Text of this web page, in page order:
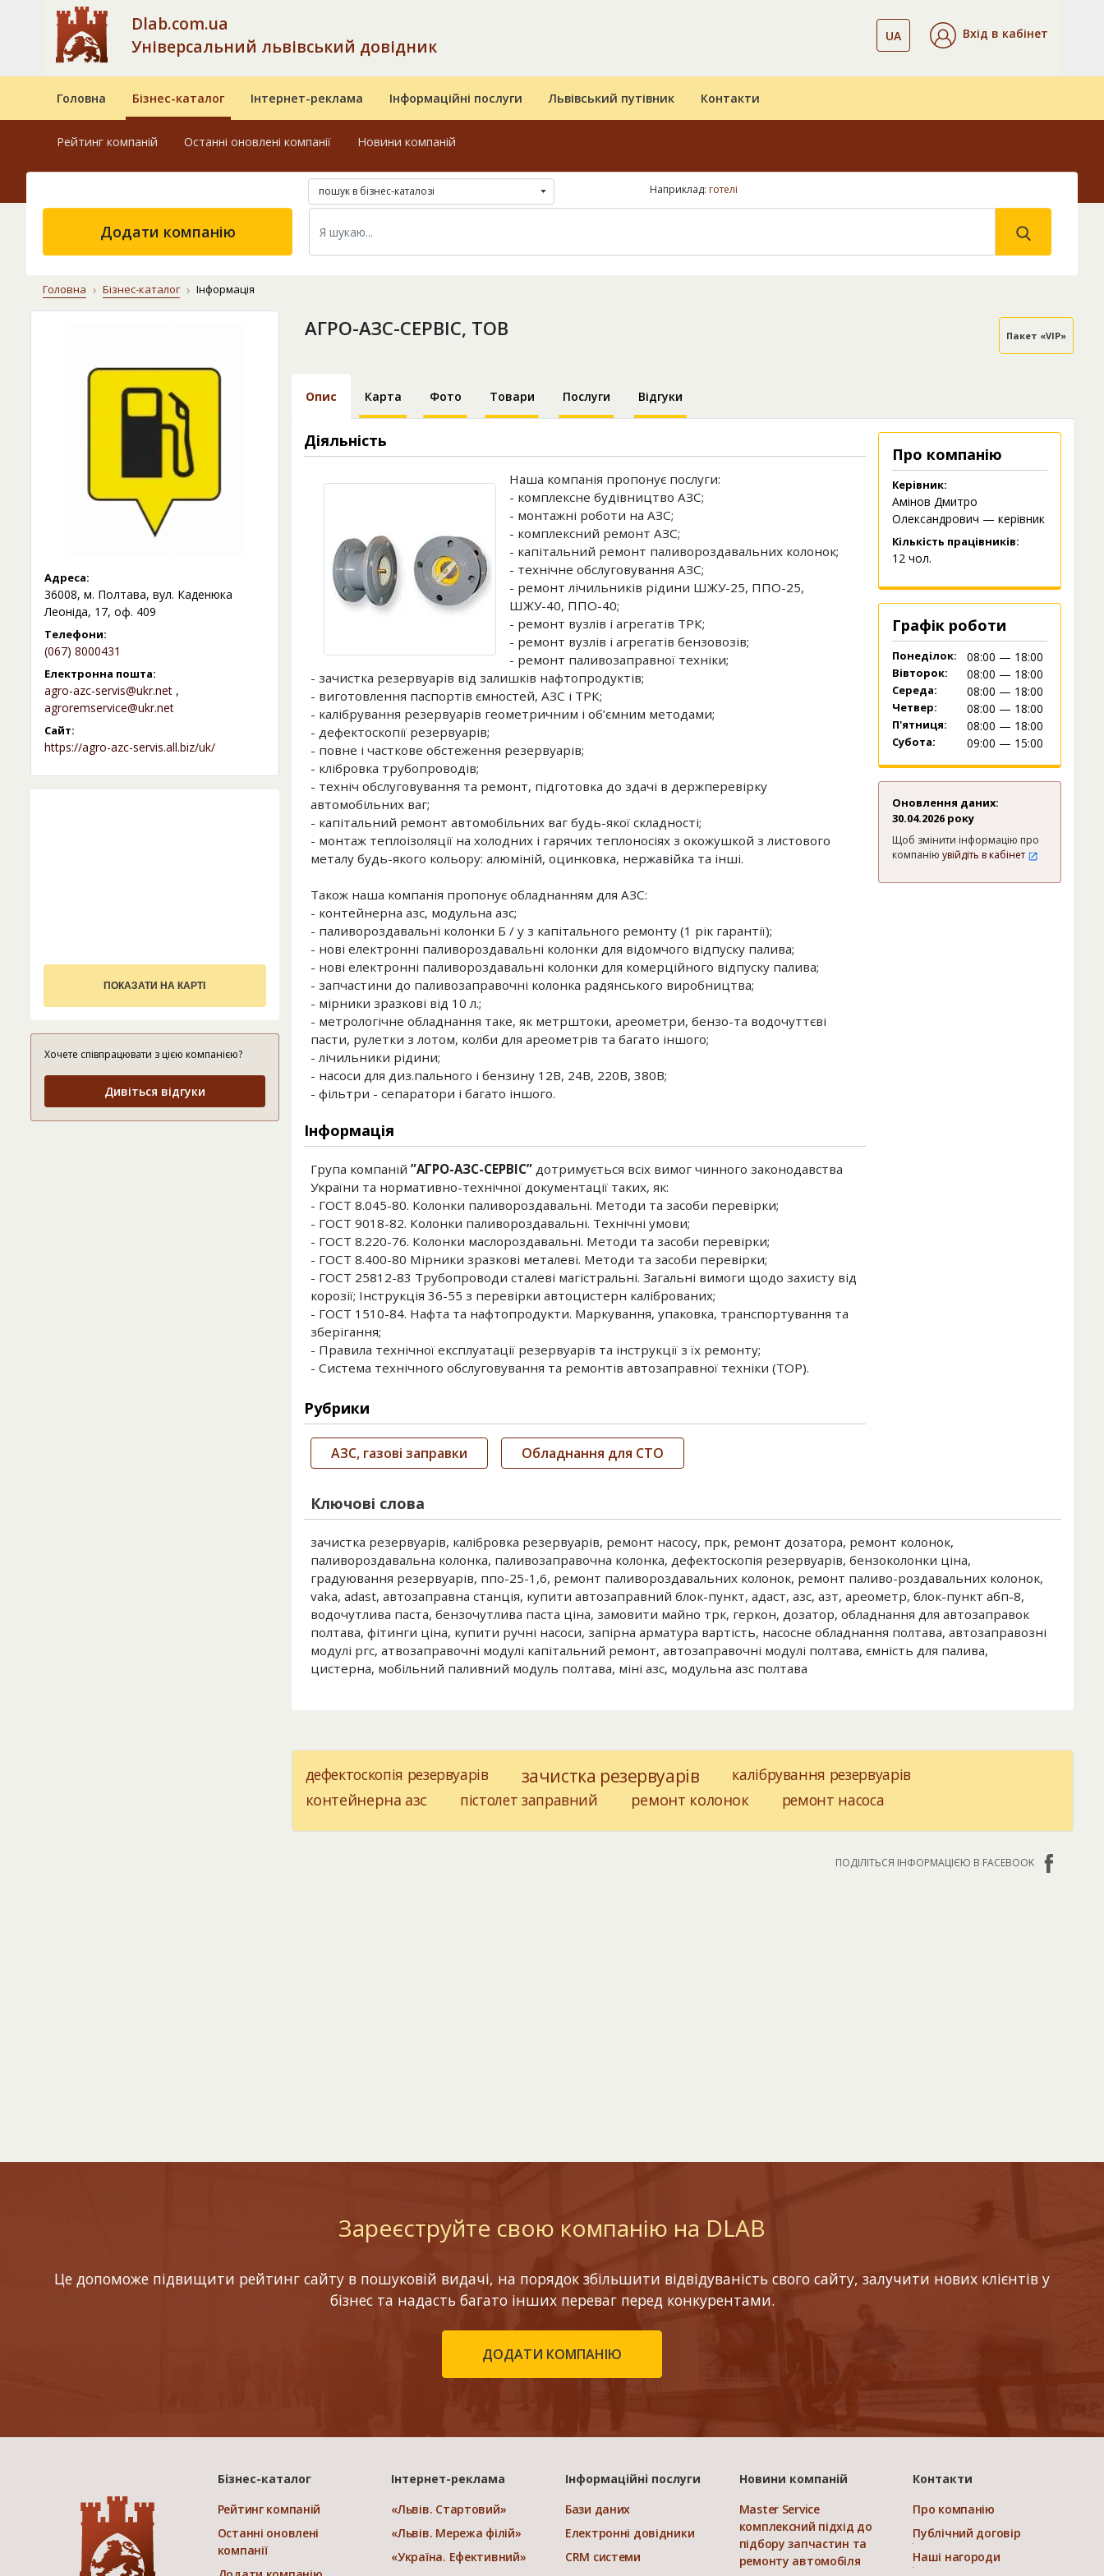
Dlab.com.ua
Універсальний львівський довідник
UA Вхід в кабінет
Головна Бізнес-каталог Інтернет-реклама Інформаційні послуги Львівський путівник Контакти
Рейтинг компаній Останні оновлені компанії Новини компаній
пошук в бізнес-каталозі Наприклад: готелі
Додати компанію
Головна Бізнес-каталог Інформація
Адреса:
36008, м. Полтава, вул. Каденюка
Леоніда, 17, оф. 409
Телефони:
(067) 8000431
Електронна пошта:
agro-azc-servis@ukr.net ,
agroremservice@ukr.net
Сайт:
https://agro-azc-servis.all.biz/uk/
ПОКАЗАТИ НА КАРТІ
Хочете співпрацювати з цією компанією?
Дивіться відгуки
АГРО-АЗС-СЕРВІС, ТОВ Пакет «VIP»
Опис Карта Фото Товари Послуги Відгуки
Діяльність
Наша компанія пропонує послуги:
- комплексне будівництво АЗС;
- монтажні роботи на АЗС;
- комплексний ремонт АЗС;
- капітальний ремонт паливороздавальних колонок;
- технічне обслуговування АЗС;
- ремонт лічильників рідини ШЖУ-25, ППО-25,
ШЖУ-40, ППО-40;
- ремонт вузлів і агрегатів ТРК;
- ремонт вузлів і агрегатів бензовозів;
- ремонт паливозаправної техніки;
- зачистка резервуарів від залишків нафтопродуктів;
- виготовлення паспортів ємностей, АЗС і ТРК;
- калібрування резервуарів геометричним і об’ємним методами;
- дефектоскопії резервуарів;
- повне і часткове обстеження резервуарів;
- клібровка трубопроводів;
- техніч обслуговування та ремонт, підготовка до здачі в держперевірку
автомобільних ваг;
- капітальний ремонт автомобільних ваг будь-якої складності;
- монтаж теплоізоляції на холодних і гарячих теплоносіях з окожушкой з листового
металу будь-якого кольору: алюміній, оцинковка, нержавійка та інші.
Також наша компанія пропонує обладнанням для АЗС:
- контейнерна азс, модульна азс;
- паливороздавальні колонки Б / у з капітального ремонту (1 рік гарантії);
- нові електронні паливороздавальні колонки для відомчого відпуску палива;
- нові електронні паливороздавальні колонки для комерційного відпуску палива;
- запчастини до паливозаправочні колонка радянського виробництва;
- мірники зразкові від 10 л.;
- метрологічне обладнання таке, як метрштоки, ареометри, бензо-та водочуттєві
пасти, рулетки з лотом, колби для ареометрів та багато іншого;
- лічильники рідини;
- насоси для диз.пального і бензину 12В, 24В, 220В, 380В;
- фільтри - сепаратори і багато іншого.
Інформація
Група компаній ”АГРО-АЗС-СЕРВІС”дотримується всіх вимог чинного законодавства
України та нормативно-технічної документації таких, як:
- ГОСТ 8.045-80. Колонки паливороздавальні. Методи та засоби перевірки;
- ГОСТ 9018-82. Колонки паливороздавальні. Технічні умови;
- ГОСТ 8.220-76. Колонки маслороздавальні. Методи та засоби перевірки;
- ГОСТ 8.400-80 Мірники зразкові металеві. Методи та засоби перевірки;
- ГОСТ 25812-83 Трубопроводи сталеві магістральні. Загальні вимоги щодо захисту від
корозії; Інструкція 36-55 з перевірки автоцистерн каліброваних;
- ГОСТ 1510-84. Нафта та нафтопродукти. Маркування, упаковка, транспортування та
зберігання;
- Правила технічної експлуатації резервуарів та інструкції з їх ремонту;
- Система технічного обслуговування та ремонтів автозаправної техніки (ТОР).
Рубрики
АЗС, газові заправки Обладнання для СТО
Про компанію
Керівник:
Амінов Дмитро
Олександрович — керівник
Кількість працівників:
12 чол.
Графік роботи
Понеділок: 08:00 — 18:00
Вівторок: 08:00 — 18:00
Середа: 08:00 — 18:00
Четвер: 08:00 — 18:00
П'ятниця: 08:00 — 18:00
Субота: 09:00 — 15:00
Оновлення даних:
30.04.2026 року
Щоб змінити інформацію про
компанію увійдіть в кабінет
Ключові слова
зачистка резервуарів, калібровка резервуарів, ремонт насосу, прк, ремонт дозатора, ремонт колонок,
паливороздавальна колонка, паливозаправочна колонка, дефектоскопія резервуарів, бензоколонки ціна,
градуювання резервуарів, ппо-25-1,6, ремонт паливороздавальних колонок, ремонт паливо-роздавальних колонок,
vaka, adast, автозаправна станція, купити автозаправний блок-пункт, адаст, азс, азт, ареометр, блок-пункт абп-8,
водочутлива ​​паста, бензочутлива паста ціна, замовити майно трк, геркон, дозатор, обладнання для автозаправок
полтава, фітинги ціна, купити ручні насоси, запірна арматура вартість, насосне обладнання полтава, автозаправозні
модулі ргс, атвозаправочні модулі капітальний ремонт, автозаправочні модулі полтава, ємність для палива,
цистерна, мобільний паливний модуль полтава, міні азс, модульна азс полтава
дефектоскопія резервуарів зачистка резервуарів
калібрування резервуарів
контейнерна азс
пістолет заправний ремонт колонок ремонт насоса
ПОДІЛІТЬСЯ ІНФОРМАЦІЄЮ В FACEBOOK
Зареєструйте свою компанію на DLAB
Це допоможе підвищити рейтинг сайту в пошуковій видачі, на порядок збільшити відвідуваність свого сайту, залучити нових клієнтів у
бізнес та надасть багато інших переваг перед конкурентами.
ДОДАТИ КОМПАНІЮ
Бізнес-каталог
Рейтинг компаній
Останні оновлені
компанії
Інтернет-реклама
«Львів. Стартовий»
«Львів. Мережа філій»
«Україна. Ефективний»
Інформаційні послуги
Бази даних
Електронні довідники
CRM системи
Новини компаній
Master Service
комплексний підхід до
підбору запчастин та
ремонту автомобіля
Контакти
Про компанію
Публічний договір
Наші нагороди